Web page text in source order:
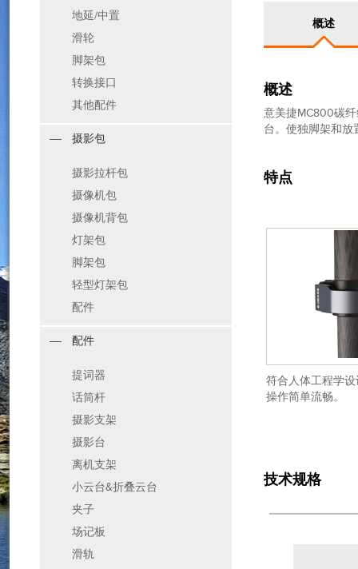
地延/中置
滑轮
脚架包
转换接口
其他配件
摄影包
摄影拉杆包
摄像机包
摄像机背包
灯架包
脚架包
轻型灯架包
配件
配件
提词器
话筒杆
摄影支架
摄影台
离机支架
小云台&折叠云台
夹子
场记板
滑轨
概述
概述
意美捷MC800碳
台。使独脚架和放
特点
符合人体工程学
操作简单流畅。
技术规格